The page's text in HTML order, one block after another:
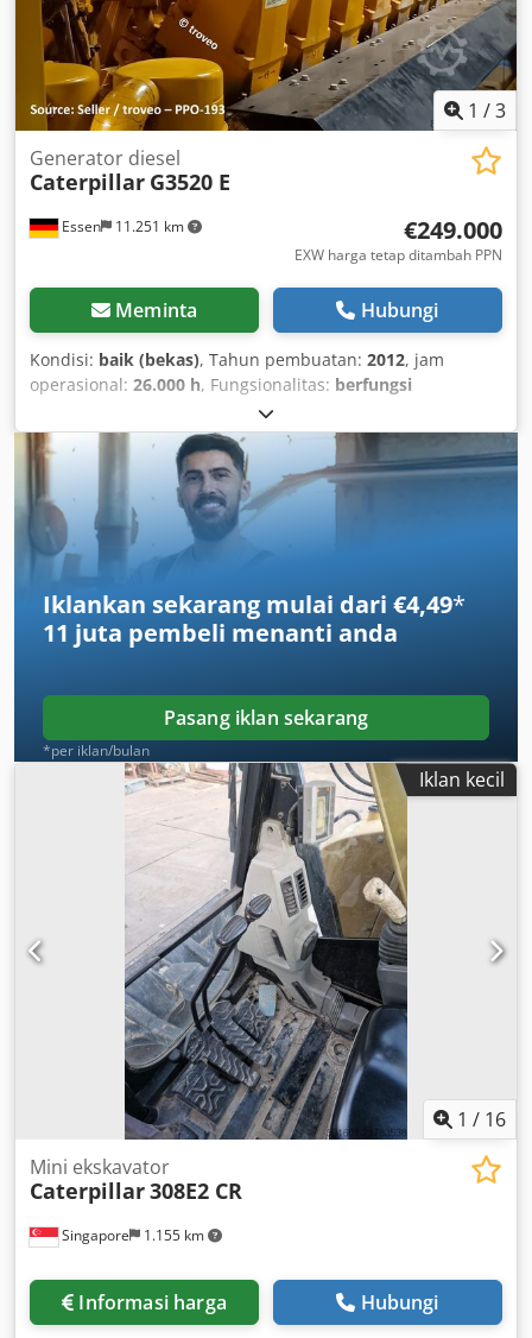
1 /3
Essen 11.251 km
Generator diesel
Caterpillar G3520 E
€249.000
EXW harga tetap ditambah PPN
Meminta Hubungi
Kondisi: baik (bekas), Tahun pembuatan: 2012, jam
operasional: 26.000 h, Fungsionalitas: berfungsi
, jenis bahan bakar:
(2.719,24 hp), daya nominal (semu):2.527 kVA, jenis
pendinginan:
udara, bahan bakar: gas rumah tangga H,
10.500 V , frekuensi input:50 Hz
arus masuk:AC (pendingin udara)
dokumentasi / manual
, chp-2mwe-cat-g3520-west-eu
Dkodey R D S Ejpfx Aifsr
Iklankan sekarang mulai dari €4,49*
11 juta pembeli menanti anda
Pasang iklan sekarang
*per iklan/bulan
Iklan kecil
1 / 16
Singapore 1.155 km
Mini ekskavator
Caterpillar308E2 CR
Informasi harga Hubungi